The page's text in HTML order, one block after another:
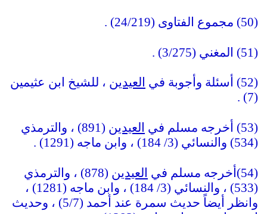
(50) مجموع الفتاوى (24/219) .
(51) المغني (3/275) .
(52) أسئلة وأجوبة في العيدين ، للشيخ ابن عثيمين
(7) .
(53) أخرجه مسلم في العيدي
ن (891) ، والترمذي
(534) والنسائي (3/ 184) ، وابن ماجه (1291) .
(54)أخرجه مسلم في العيدي
ن (878) ، والترمذي
(533) ، والنسائي (3/ 184) ، وابن ماجه (1281) ،
وانظر أيضاً حديث سمرة عند أحمد (5/7) ، وحديث